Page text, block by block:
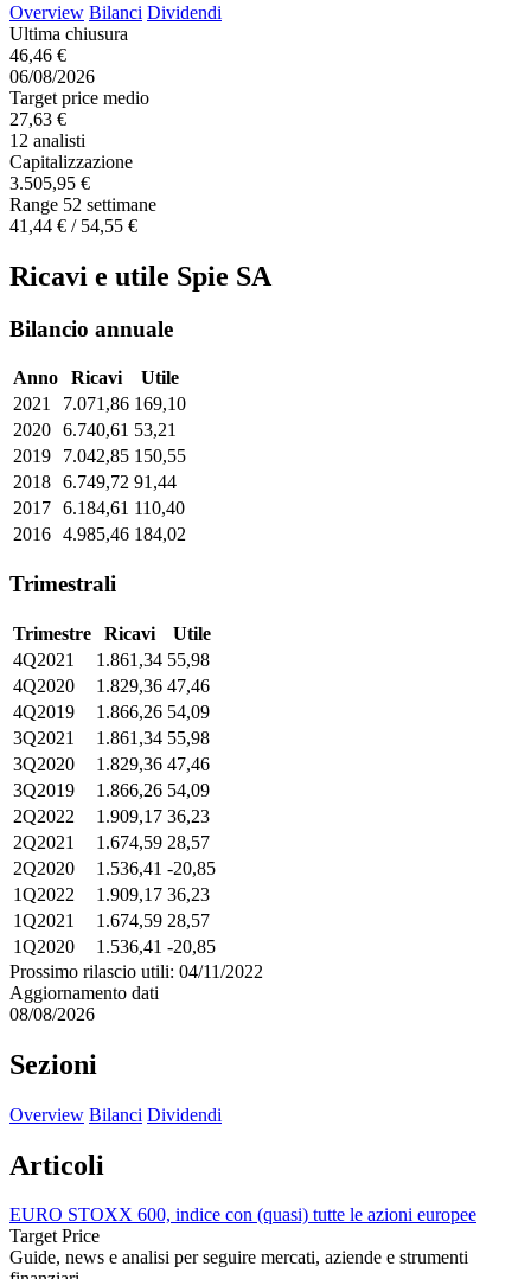
Overview Bilanci Dividendi
Ultima chiusura
46,46 €
06/08/2026
Target price medio
27,63 €
12 analisti
Capitalizzazione
3.505,95 €
Range 52 settimane
41,44 € / 54,55 €
Ricavi e utile Spie SA
Bilancio annuale
Anno Ricavi
Utile
2021
7.071,86 169,10
2020 6.740,61 53,21
2019
7.042,85 150,55
2018 6.749,72 91,44
2017 6.184,61 110,40
2016 4.985,46 184,02
Trimestrali
Trimestre Ricavi
Utile
4Q2021
1.861,34 55,98
4Q2020
1.829,36 47,46
4Q2019
1.866,26 54,09
3Q2021
1.861,34 55,98
3Q2020
1.829,36 47,46
3Q2019
1.866,26 54,09
2Q2022
1.909,17 36,23
2Q2021
1.674,59 28,57
2Q2020
1.536,41 -20,85
1Q2022
1.909,17 36,23
1Q2021
1.674,59 28,57
1Q2020
1.536,41 -20,85
Prossimo rilascio utili: 04/11/2022
Aggiornamento dati
08/08/2026
Sezioni
Overview Bilanci Dividendi
Articoli
EURO STOXX 600, indice con (quasi) tutte le azioni europee
Target Price
Guide, news e analisi per seguire mercati, aziende e strumenti